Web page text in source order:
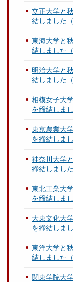
立正大学と
結しました
東海大学と
結しました
明治大学と
結しました
相模女子大
を締結しま
東京農業大
を締結しま
神奈川大学
締結しまし
東北工業大
を締結しま
大東文化大
を締結しま
東洋大学と
結しました
関東学院大